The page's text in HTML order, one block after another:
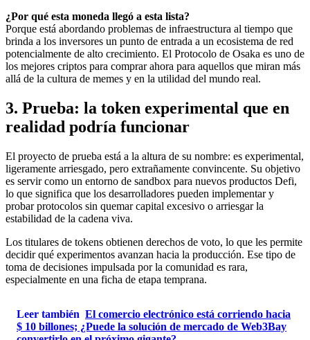
¿Por qué esta moneda llegó a esta lista?
Porque está abordando problemas de infraestructura al tiempo que
brinda a los inversores un punto de entrada a un ecosistema de red
potencialmente de alto crecimiento. El Protocolo de Osaka es uno de
los mejores criptos para comprar ahora para aquellos que miran más
allá de la cultura de memes y en la utilidad del mundo real.
3. Prueba: la token experimental que en
realidad podría funcionar
El proyecto de prueba está a la altura de su nombre: es experimental,
ligeramente arriesgado, pero extrañamente convincente. Su objetivo
es servir como un entorno de sandbox para nuevos productos Defi,
lo que significa que los desarrolladores pueden implementar y
probar protocolos sin quemar capital excesivo o arriesgar la
estabilidad de la cadena viva.
Los titulares de tokens obtienen derechos de voto, lo que les permite
decidir qué experimentos avanzan hacia la producción. Ese tipo de
toma de decisiones impulsada por la comunidad es rara,
especialmente en una ficha de etapa temprana.
Leer también El comercio electrónico está corriendo hacia
$ 10 billones; ¿Puede la solución de mercado de Web3Bay